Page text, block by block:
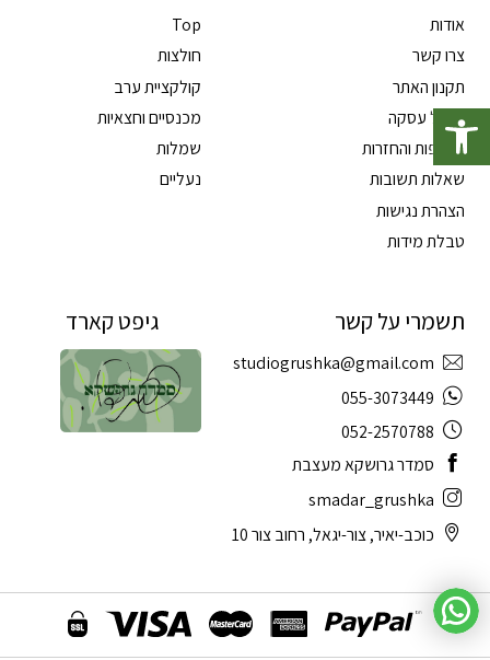
פתח סרגל נגישות
אודות
צרו קשר
תקנון האתר
ביטול עסקה
החלפות והחזרות
שאלות תשובות
הצהרת נגישות
טבלת מידות
Top
חולצות
קולקציית ערב
מכנסיים וחצאיות
שמלות
נעליים
תשמרי על קשר
studiogrushka@gmail.com
055-3073449
052-2570788
סמדר גרושקא מעצבת
smadar_grushka
כוכב-יאיר, צור-יגאל, רחוב צור 10
גיפט קארד